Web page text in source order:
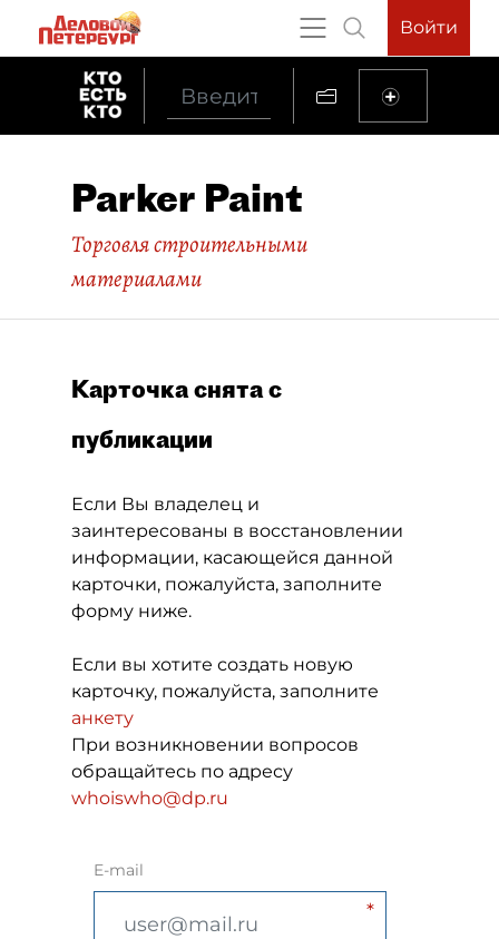
Войти
Parker Paint
Торговля строительными
материалами
Карточка снята с
публикации
Если Вы владелец и
заинтересованы в восстановлении
информации, касающейся данной
карточки, пожалуйста, заполните
форму ниже.
Если вы хотите создать новую
карточку, пожалуйста, заполните
анкету
При возникновении вопросов
обращайтесь по адресу
whoiswho@dp.ru
E-mail